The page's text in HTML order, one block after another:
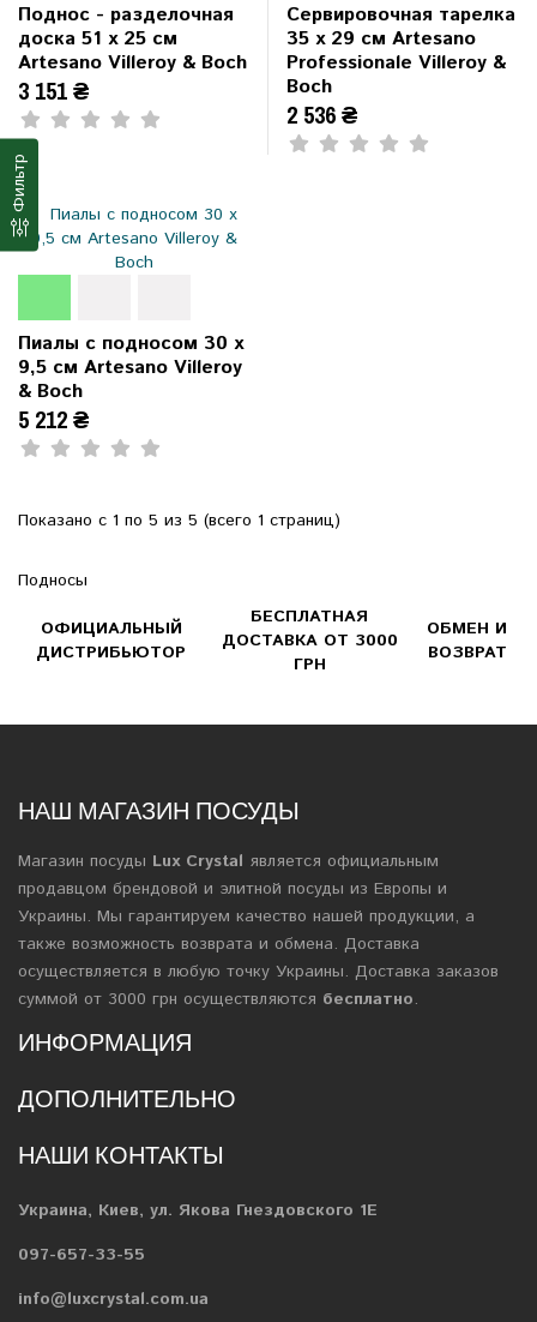
Фильтр
Поднос - разделочная
доска 51 x 25 см
Artesano Villeroy & Boch
3 151 ₴
Сервировочная тарелка
35 x 29 см Artesano
Professionale Villeroy &
Boch
2 536 ₴
Пиалы с подносом 30 x
9,5 см Artesano Villeroy
& Boch
5 212 ₴
Показано с 1 по 5 из 5 (всего 1 страниц)
Подносы
ОФИЦИАЛЬНЫЙ
ДИСТРИБЬЮТОР
БЕСПЛАТНАЯ
ДОСТАВКА ОТ 3000
ГРН
ОБМЕН И
ВОЗВРАТ
НАШ МАГАЗИН ПОСУДЫ
Магазин посуды Lux Crystal является официальным
продавцом брендовой и элитной посуды из Европы и
Украины. Мы гарантируем качество нашей продукции, а
также возможность возврата и обмена. Доставка
осуществляется в любую точку Украины. Доставка заказов
суммой от 3000 грн осуществляются бесплатно.
ИНФОРМАЦИЯ
ДОПОЛНИТЕЛЬНО
НАШИ КОНТАКТЫ
Украина, Киев, ул. Якова Гнездовского 1Е
097-657-33-55
info@luxcrystal.com.ua